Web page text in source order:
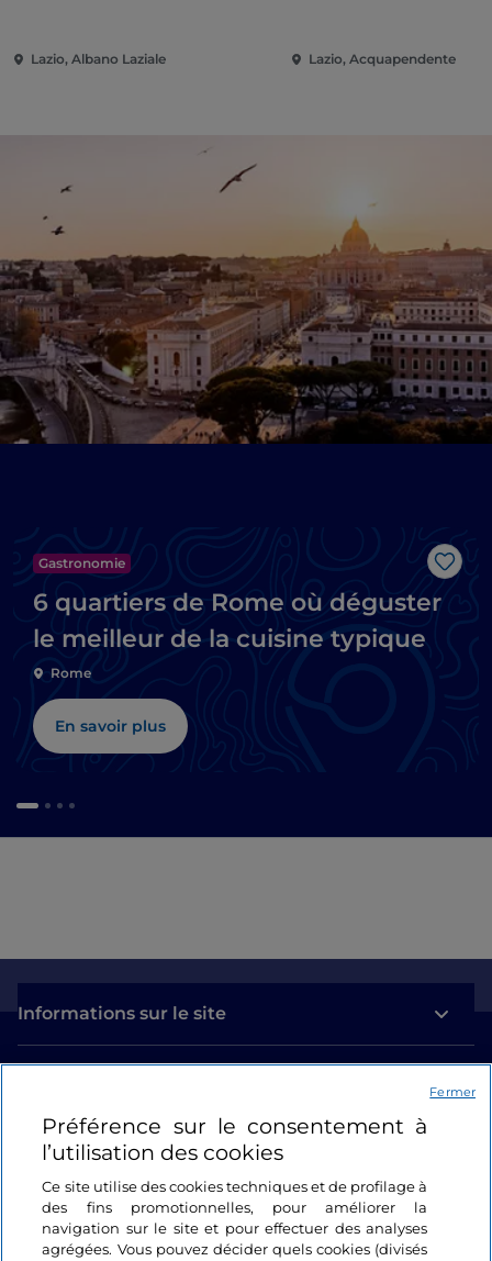
Lazio, Albano Laziale Lazio, Acquapendente
Gastronomie
6 quartiers de Rome où déguster
le meilleur de la cuisine typique
Rome
En savoir plus
Informations sur le site
Se connecter
Suivez-nous
Préférence sur le consentement à
l’utilisation des cookies
Ce site utilise des cookies techniques et de profilage à
des fins promotionnelles, pour améliorer la
navigation sur le site et pour effectuer des analyses
agrégées. Vous pouvez décider quels cookies (divisés
Fermer